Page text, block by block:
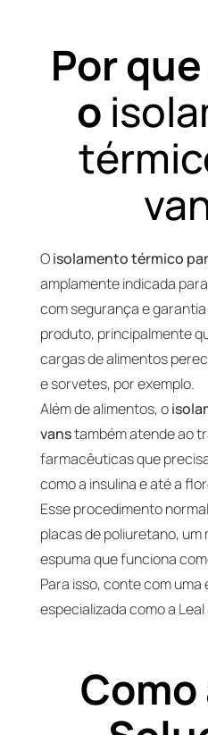
Por
o
Oisolamento térmico
amplamente indicada
com segurança e
produto, principalmente
cargas de alimentos
e sorvetes, por exemplo.
Além de alimentos, o
vanstambém atende ao
farmacêuticas que
como a insulina e até a
Esse procedimento
placas de poliuretano,
espuma que funciona
Para isso, conte com
especializada como a
Como